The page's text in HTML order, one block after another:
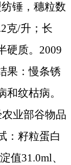
纺锤，穗粒数
克/升；长
质。 2009
果：慢条锈
纹枯病。
业部谷物品
：籽粒蛋白
值31.0ml、